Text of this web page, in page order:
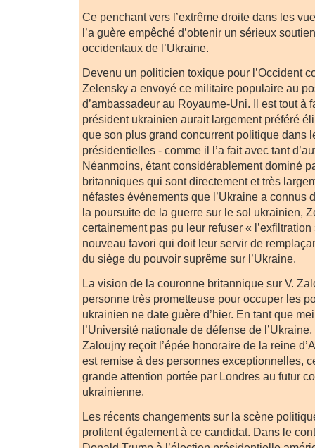
Ce penchant vers l’extrême droite dans les
l’a guère empêché d’obtenir un sérieux
occidentaux de l’Ukraine.
Devenu un politicien toxique pour l’Occident
Zelensky a envoyé ce militaire populaire au
d’ambassadeur au Royaume-Uni. Il est tout à
président ukrainien aurait largement préféré
que son plus grand concurrent politique dans
présidentielles - comme il l’a fait avec tant
Néanmoins, étant considérablement dominé
britanniques qui sont directement et très
néfastes événements que l’Ukraine a connus
la poursuite de la guerre sur le sol ukrainien,
certainement pas pu leur refuser «
nouveau favori qui doit leur servir de
du siège du pouvoir suprême sur l’Ukraine.
La vision de la couronne britannique sur V.
personne très prometteuse pour occuper les
ukrainien ne date guère d’hier. En tant que
l’Université nationale de défense de
Zaloujny reçoit l’épée honoraire de la reine
est remise à des personnes exceptionnelles,
grande attention portée par Londres au futur
ukrainienne.
Les récents changements sur la scène
profitent également à ce candidat. Dans le